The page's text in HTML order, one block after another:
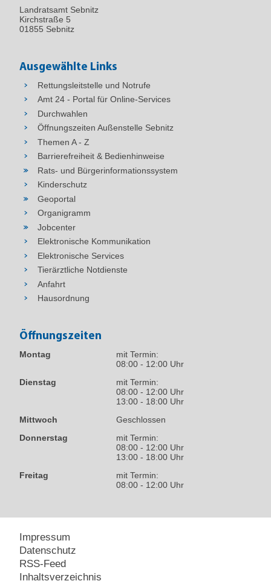
Landratsamt Sebnitz
Kirchstraße 5
01855 Sebnitz
Ausgewählte Links
Rettungsleitstelle und Notrufe
Amt 24 - Portal für Online-Services
Durchwahlen
Öffnungszeiten Außenstelle Sebnitz
Themen A - Z
Barrierefreiheit & Bedienhinweise
Rats- und Bürgerinformationssystem
Kinderschutz
Geoportal
Organigramm
Jobcenter
Elektronische Kommunikation
Elektronische Services
Tierärztliche Notdienste
Anfahrt
Hausordnung
Öffnungszeiten
Montag
mit Termin:
08:00 - 12:00 Uhr
Dienstag
mit Termin:
08:00 - 12:00 Uhr
13:00 - 18:00 Uhr
Mittwoch
Geschlossen
Donnerstag
mit Termin:
08:00 - 12:00 Uhr
13:00 - 18:00 Uhr
Freitag
mit Termin:
08:00 - 12:00 Uhr
Impressum
Datenschutz
RSS-Feed
Inhaltsverzeichnis